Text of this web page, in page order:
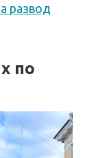
развод
по